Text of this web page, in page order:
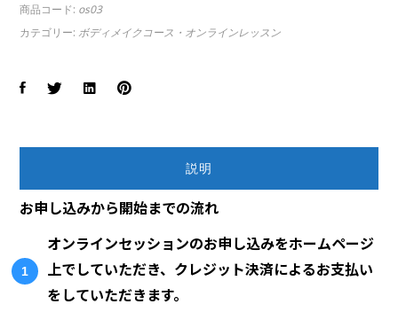
商品コード: os03
カテゴリー: ボディメイクコース・オンラインレッスン
説明
お申し込みから開始までの流れ
オンラインセッションのお申し込みをホームページ
上でしていただき、クレジット決済によるお支払い
をしていただきます。